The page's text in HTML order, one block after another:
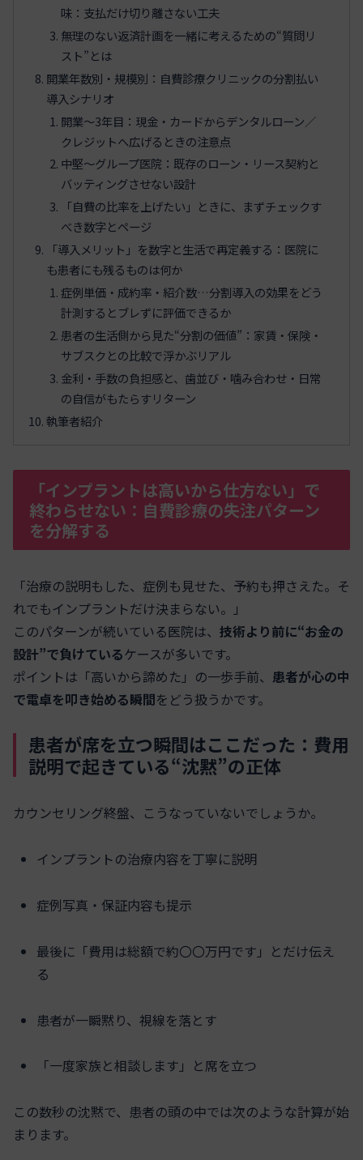
味：支払だけ切り離さない工夫
無理のない返済計画を一緒に考えるための“質問リ
スト”とは
開業年数別・規模別：自費診療クリニックの分割払い
導入シナリオ
開業〜3年目：現金・カードからデンタルローン／
クレジットへ広げるときの注意点
中堅〜グループ医院：既存のローン・リース契約と
バッティングさせない設計
「自費の比率を上げたい」ときに、まずチェックす
べき数字とページ
「導入メリット」を数字と生活で再定義する：医院に
も患者にも残るものは何か
症例単価・成約率・紹介数…分割導入の効果をどう
計測するとブレずに評価できるか
患者の生活側から見た“分割の価値”：家賃・保険・
サブスクとの比較で浮かぶリアル
金利・手数の負担感と、歯並び・噛み合わせ・日常
の自信がもたらすリターン
執筆者紹介
「インプラントは高いから仕方ない」で
終わらせない：自費診療の失注パターン
を分解する
「治療の説明もした、症例も見せた、予約も押さえた。そ
れでもインプラントだけ決まらない。」
このパターンが続いている医院は、 技術より前に“お金の
設計”で負けているケースが多いです。
ポイントは「高いから諦めた」の一歩手前、 患者が心の中
で電卓を叩き始める瞬間をどう扱うかです。
患者が席を立つ瞬間はここだった：費用
説明で起きている“沈黙”の正体
カウンセリング終盤、こうなっていないでしょうか。
インプラントの治療内容を丁寧に説明
症例写真・保証内容も提示
最後に「費用は総額で約〇〇万円です」とだけ伝え
る
患者が一瞬黙り、視線を落とす
「一度家族と相談します」と席を立つ
この数秒の沈黙で、患者の頭の中では次のような計算が始
まります。